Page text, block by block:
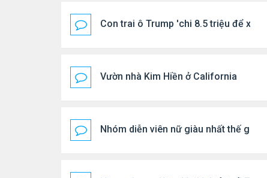
Con trai ô Trump 'chi 8.5 triệu để xóa
Vườn nhà Kim Hiền ở California
Nhóm diễn viên nữ giàu nhất thế giới